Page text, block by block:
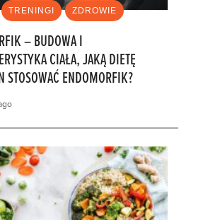
TRENINGI ZDROWIE
– BUDOWA I
CIAŁA, JAKĄ DIETĘ
STOSOWAĆ ENDOMORFIK?